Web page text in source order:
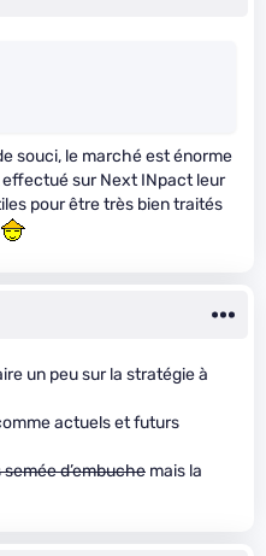
souci, le marché est énorme
effectué sur Next INpact leur
pour être très bien traités
un peu sur la stratégie à
actuels et futurs
d’embuche mais la